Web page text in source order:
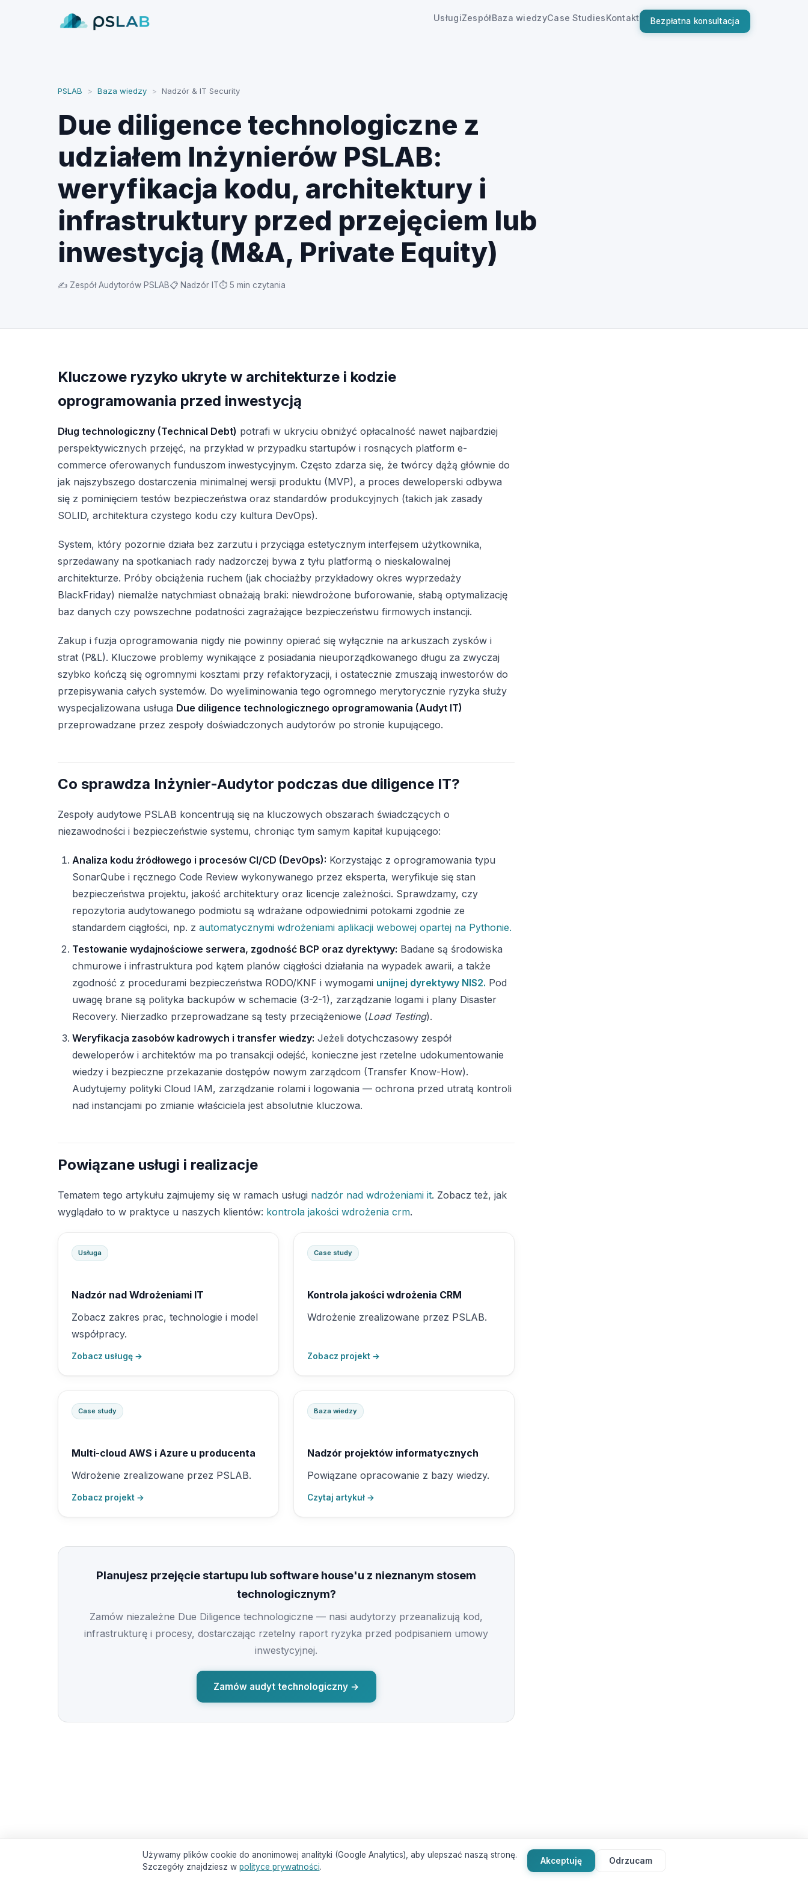
UsługiZespółBaza wiedzyCase StudiesKontakt Bezpłatna konsultacja
PSLAB > Baza wiedzy > Nadzór & IT Security
Due diligence technologiczne z
udziałem Inżynierów PSLAB:
weryfikacja kodu, architektury i
infrastruktury przed przejęciem lub
inwestycją (M&A, Private Equity)
✍ Zespół Audytorów PSLAB📋 Nadzór IT⏱ 5 min czytania
Kluczowe ryzyko ukryte w architekturze i kodzie
oprogramowania przed inwestycją
Dług technologiczny (Technical Debt) potrafi w ukryciu obniżyć opłacalność nawet najbardziej
perspektywicznych przejęć, na przykład w przypadku startupów i rosnących platform e-
commerce oferowanych funduszom inwestycyjnym. Często zdarza się, że twórcy dążą głównie do
jak najszybszego dostarczenia minimalnej wersji produktu (MVP), a proces deweloperski odbywa
się z pominięciem testów bezpieczeństwa oraz standardów produkcyjnych (takich jak zasady
SOLID, architektura czystego kodu czy kultura DevOps).
System, który pozornie działa bez zarzutu i przyciąga estetycznym interfejsem użytkownika,
sprzedawany na spotkaniach rady nadzorczej bywa z tyłu platformą o nieskalowalnej
architekturze. Próby obciążenia ruchem (jak chociażby przykładowy okres wyprzedaży
BlackFriday) niemalże natychmiast obnażają braki: niewdrożone buforowanie, słabą optymalizację
baz danych czy powszechne podatności zagrażające bezpieczeństwu firmowych instancji.
Zakup i fuzja oprogramowania nigdy nie powinny opierać się wyłącznie na arkuszach zysków i
strat (P&L). Kluczowe problemy wynikające z posiadania nieuporządkowanego długu za zwyczaj
szybko kończą się ogromnymi kosztami przy refaktoryzacji, i ostatecznie zmuszają inwestorów do
przepisywania całych systemów. Do wyeliminowania tego ogromnego merytorycznie ryzyka służy
wyspecjalizowana usługa Due diligence technologicznego oprogramowania (Audyt IT)
przeprowadzane przez zespoły doświadczonych audytorów po stronie kupującego.
Co sprawdza Inżynier-Audytor podczas due diligence IT?
Zespoły audytowe PSLAB koncentrują się na kluczowych obszarach świadczących o
niezawodności i bezpieczeństwie systemu, chroniąc tym samym kapitał kupującego:
Analiza kodu źródłowego i procesów CI/CD (DevOps): Korzystając z oprogramowania typu
SonarQube i ręcznego Code Review wykonywanego przez eksperta, weryfikuje się stan
bezpieczeństwa projektu, jakość architektury oraz licencje zależności. Sprawdzamy, czy
repozytoria audytowanego podmiotu są wdrażane odpowiednimi potokami zgodnie ze
standardem ciągłości, np. z automatycznymi wdrożeniami aplikacji webowej opartej na Pythonie.
Testowanie wydajnościowe serwera, zgodność BCP oraz dyrektywy: Badane są środowiska
chmurowe i infrastruktura pod kątem planów ciągłości działania na wypadek awarii, a także
zgodność z procedurami bezpieczeństwa RODO/KNF i wymogami unijnej dyrektywy NIS2. Pod
uwagę brane są polityka backupów w schemacie (3-2-1), zarządzanie logami i plany Disaster
Recovery. Nierzadko przeprowadzane są testy przeciążeniowe (Load Testing).
Weryfikacja zasobów kadrowych i transfer wiedzy: Jeżeli dotychczasowy zespół
deweloperów i architektów ma po transakcji odejść, konieczne jest rzetelne udokumentowanie
wiedzy i bezpieczne przekazanie dostępów nowym zarządcom (Transfer Know-How).
Audytujemy polityki Cloud IAM, zarządzanie rolami i logowania — ochrona przed utratą kontroli
nad instancjami po zmianie właściciela jest absolutnie kluczowa.
Powiązane usługi i realizacje
Tematem tego artykułu zajmujemy się w ramach usługi nadzór nad wdrożeniami it. Zobacz też, jak
wyglądało to w praktyce u naszych klientów: kontrola jakości wdrożenia crm.
Usługa
Nadzór nad Wdrożeniami IT
Zobacz zakres prac, technologie i model
współpracy.
Zobacz usługę →
Case study
Kontrola jakości wdrożenia CRM
Wdrożenie zrealizowane przez PSLAB.
Zobacz projekt →
Case study
Multi-cloud AWS i Azure u producenta
Wdrożenie zrealizowane przez PSLAB.
Zobacz projekt →
Baza wiedzy
Nadzór projektów informatycznych
Powiązane opracowanie z bazy wiedzy.
Czytaj artykuł →
Planujesz przejęcie startupu lub software house'u z nieznanym stosem
technologicznym?
Zamów niezależne Due Diligence technologiczne — nasi audytorzy przeanalizują kod,
infrastrukturę i procesy, dostarczając rzetelny raport ryzyka przed podpisaniem umowy
inwestycyjnej.
Zamów audyt technologiczny →
Używamy plików cookie do anonimowej analityki (Google Analytics), aby ulepszać naszą stronę.
Szczegóły znajdziesz w polityce prywatności.
Akceptuję Odrzucam